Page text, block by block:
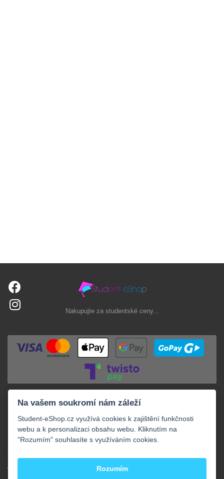
Nakupujte za studentské ceny...
VAŠE OBJEDNÁVKY
Na vašem soukromí nám záleží
Student-eShop.cz využívá cookies k zajištění funkčnosti
webu a k personalizaci obsahu webu. Kliknutím na
"Rozumím" souhlasíte s využíváním cookies.
Rozumím